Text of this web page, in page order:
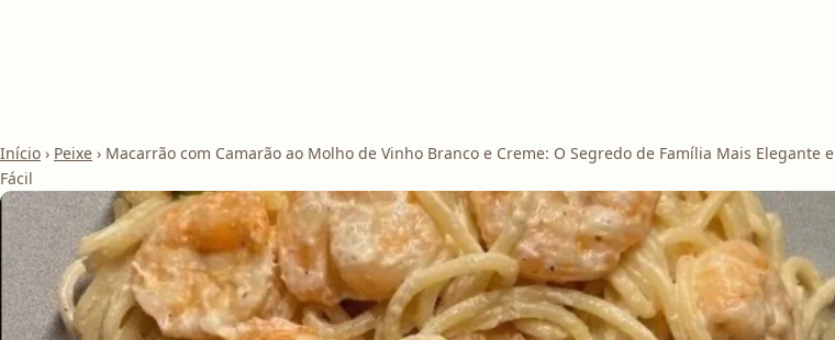
Início › Peixe › Macarrão com Camarão ao Molho de Vinho Branco e Creme: O Segredo de Família Mais Elegante e
Fácil